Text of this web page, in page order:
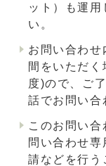
ット）も運用
い。
お問い合わせ
間をいただ
度)ので、ご
話でお問い合
このお問い
問い合わせ専
請などを行う